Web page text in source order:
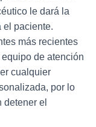
le dará la
el paciente.
más recientes
de atención
cualquier
por lo
el